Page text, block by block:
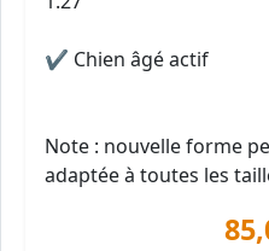
✔ Chien âgé actif
Note : nouvelle forme
adaptée à toutes les